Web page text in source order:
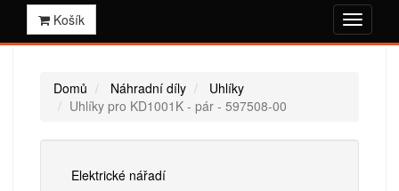
Košík
Domů Náhradní díly
Uhlíky
Uhlíky pro KD1001K - pár - 597508-00
Elektrické nářadí